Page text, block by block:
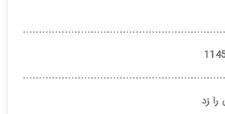
را زد